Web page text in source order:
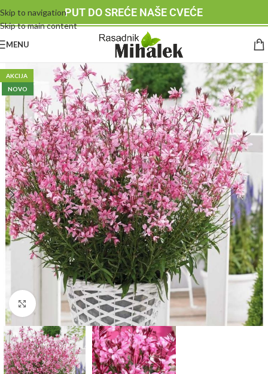
Skip to navigation
Skip to main content
PUT DO SREĆE NAŠE CVEĆE
MENU
AKCIJA
NOVO
Klknite da uvećate